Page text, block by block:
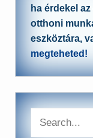
ha érdekel
otthoni
eszköztára,
megteheted!